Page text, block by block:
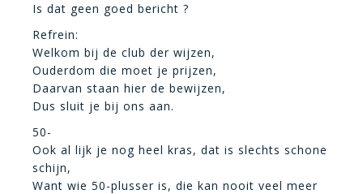
Is dat geen goed bericht ?
Refrein:
Welkom bij de club der wijzen,
Ouderdom die moet je prijzen,
Daarvan staan hier de bewijzen,
Dus sluit je bij ons aan.
50-
Ook al lijk je nog heel kras, dat is slechts schone
schijn,
Want wie 50-plusser is, die kan nooit veel meer